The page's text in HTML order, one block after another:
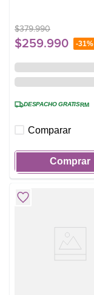
$379.990
$259.990 -31%
DESPACHO GRATISRM
Comparar
Comprar